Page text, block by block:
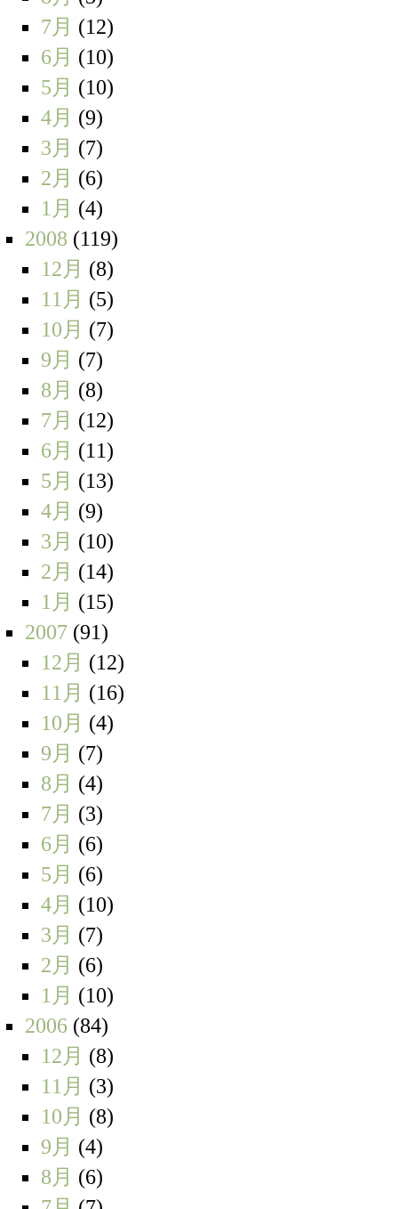
7月 (12)
6月 (10)
5月 (10)
4月 (9)
3月 (7)
2月 (6)
1月 (4)
2008 (119)
12月 (8)
11月 (5)
10月 (7)
9月 (7)
8月 (8)
7月 (12)
6月 (11)
5月 (13)
4月 (9)
3月 (10)
2月 (14)
1月 (15)
2007 (91)
12月 (12)
11月 (16)
10月 (4)
9月 (7)
8月 (4)
7月 (3)
6月 (6)
5月 (6)
4月 (10)
3月 (7)
2月 (6)
1月 (10)
2006 (84)
12月 (8)
11月 (3)
10月 (8)
9月 (4)
8月 (6)